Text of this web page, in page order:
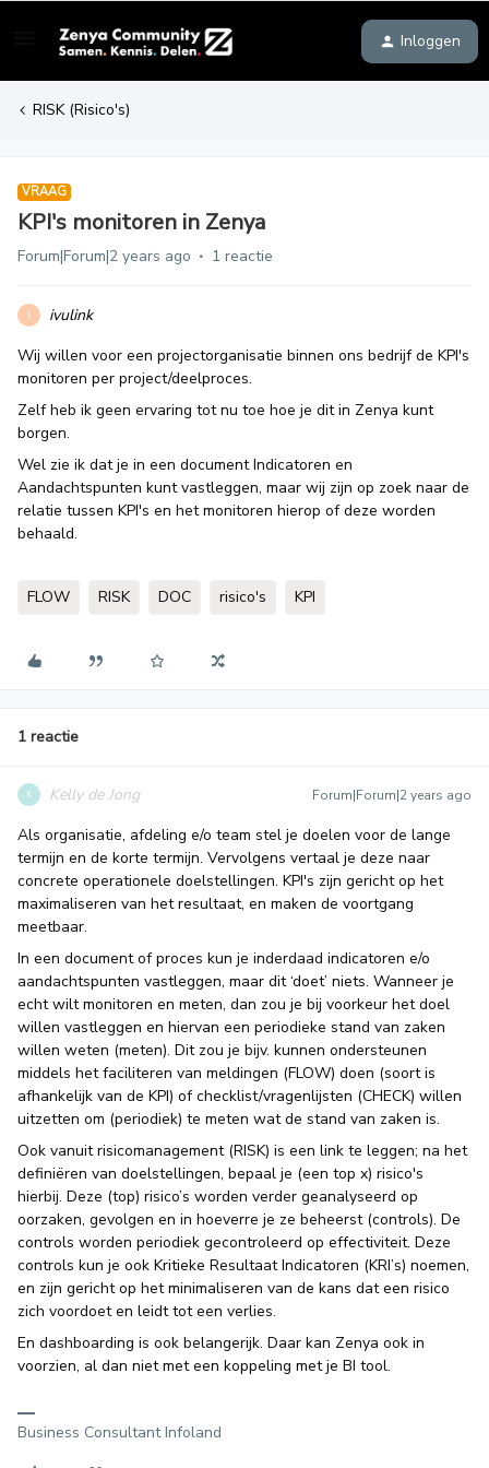
Inloggen
RISK (Risico's)
VRAAG
KPI's monitoren in Zenya
Forum|Forum|2 years ago 1 reactie
I
ivulink
Wij willen voor een projectorganisatie binnen ons bedrijf de KPI's
monitoren per project/deelproces.
Zelf heb ik geen ervaring tot nu toe hoe je dit in Zenya kunt
borgen.
Wel zie ik dat je in een document Indicatoren en
Aandachtspunten kunt vastleggen, maar wij zijn op zoek naar de
relatie tussen KPI's en het monitoren hierop of deze worden
behaald.
FLOW RISK DOC risico's KPI
1 reactie
K Kelly de Jong Forum|Forum|2 years ago
Als organisatie, afdeling e/o team stel je doelen voor de lange
termijn en de korte termijn. Vervolgens vertaal je deze naar
concrete operationele doelstellingen. KPI's zijn gericht op het
maximaliseren van het resultaat, en maken de voortgang
meetbaar.
In een document of proces kun je inderdaad indicatoren e/o
aandachtspunten vastleggen, maar dit ‘doet’ niets. Wanneer je
echt wilt monitoren en meten, dan zou je bij voorkeur het doel
willen vastleggen en hiervan een periodieke stand van zaken
willen weten (meten). Dit zou je bijv. kunnen ondersteunen
middels het faciliteren van meldingen (FLOW) doen (soort is
afhankelijk van de KPI) of checklist/vragenlijsten (CHECK) willen
uitzetten om (periodiek) te meten wat de stand van zaken is.
Ook vanuit risicomanagement (RISK) is een link te leggen; na het
definiëren van doelstellingen, bepaal je (een top x) risico's
hierbij. Deze (top) risico’s worden verder geanalyseerd op
oorzaken, gevolgen en in hoeverre je ze beheerst (controls). De
controls worden periodiek gecontroleerd op effectiviteit. Deze
controls kun je ook Kritieke Resultaat Indicatoren (KRI’s) noemen,
en zijn gericht op het minimaliseren van de kans dat een risico
zich voordoet en leidt tot een verlies.
En dashboarding is ook belangerijk. Daar kan Zenya ook in
voorzien, al dan niet met een koppeling met je BI tool.
Business Consultant Infoland